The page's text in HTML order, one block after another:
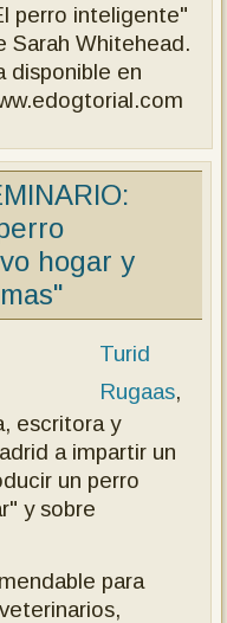
perro inteligente"
Sarah Whitehead.
disponible en
hogar y
Turid
Rugaas,
escritora y
a impartir un
un perro
y sobre
para